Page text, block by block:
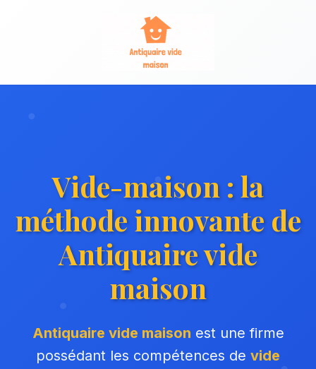
Vide-maison : la
méthode innovante de
Antiquaire vide
maison
Antiquaire vide maison est une firme
possédant les compétences de vide